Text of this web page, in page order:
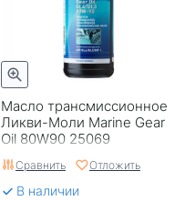
Масло трансмиссионное
Ликви-Моли Marine Gear
Oil 80W90 25069
Германия 1
Сравнить Отложить
В наличии